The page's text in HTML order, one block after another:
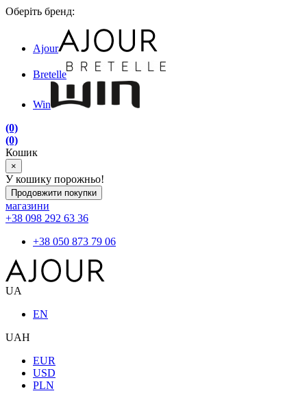
Оберіть бренд:
Ajour
Bretelle
Win
(0)
(0)
Кошик
×
У кошику порожньо!
Продовжити покупки
магазини
+38 098 292 63 36
+38 050 873 79 06
UA
EN
UAH
EUR
USD
PLN